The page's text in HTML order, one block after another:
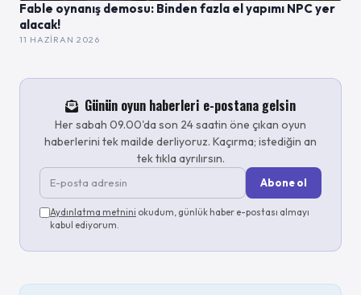
Fable oynanış demosu: Binden fazla el yapımı NPC yer
alacak!
11 HAZIRAN 2026
Günün oyun haberleri e-postana gelsin
Her sabah 09.00'da son 24 saatin öne çıkan oyun
haberlerini tek mailde derliyoruz. Kaçırma; istediğin an
tek tıkla ayrılırsın.
Abone ol
Aydınlatma metnini okudum, günlük haber e-postası almayı
kabul ediyorum.